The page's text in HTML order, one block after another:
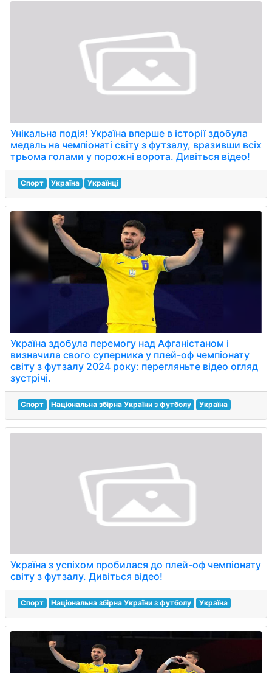
Унікальна подія! Україна вперше в історії здобула
медаль на чемпіонаті світу з футзалу, вразивши всіх
трьома голами у порожні ворота. Дивіться відео!
Спорт Україна Українці
Україна здобула перемогу над Афганістаном і
визначила свого суперника у плей-оф чемпіонату
світу з футзалу 2024 року: перегляньте відео огляд
зустрічі.
Спорт Національна збірна України з футболу Україна
Україна з успіхом пробилася до плей-оф чемпіонату
світу з футзалу. Дивіться відео!
Спорт Національна збірна України з футболу Україна